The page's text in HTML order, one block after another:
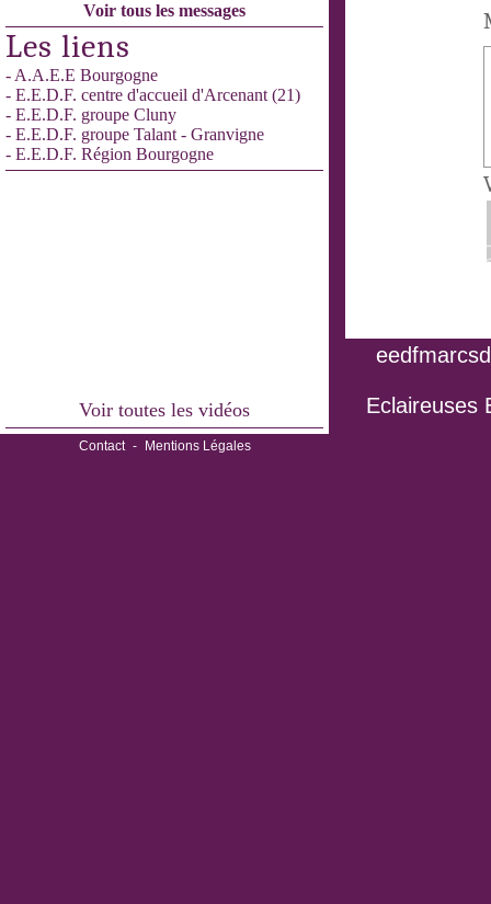
Voir tous les messages
Les liens
- A.A.E.E Bourgogne
- E.E.D.F. centre d'accueil d'Arcenant (21)
- E.E.D.F. groupe Cluny
- E.E.D.F. groupe Talant - Granvigne
- E.E.D.F. Région Bourgogne
Voir toutes les vidéos
Contact - Mentions Légales
Eclaireuses